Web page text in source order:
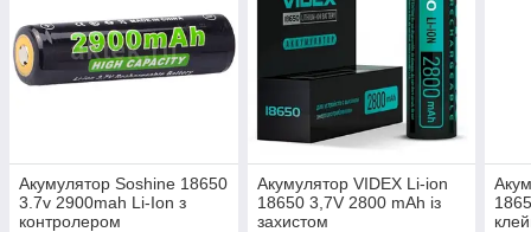
Акумулятор Soshine 18650
3.7v 2900mah Li-Ion з
контролером
Акумулятор VIDEX Li-ion
18650 3,7V 2800 mAh із
захистом